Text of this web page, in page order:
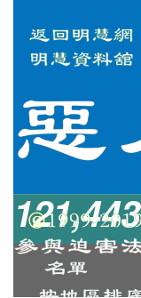
121,443